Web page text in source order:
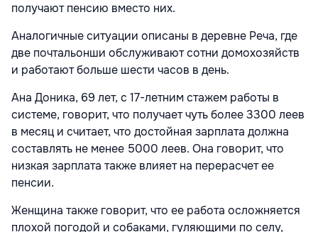
получают пенсию вместо них.
Аналогичные ситуации описаны в деревне Реча, где
две почтальонши обслуживают сотни домохозяйств
и работают больше шести часов в день.
Ана Доника, 69 лет, с 17-летним стажем работы в
системе, говорит, что получает чуть более 3300 леев
в месяц и считает, что достойная зарплата должна
составлять не менее 5000 леев. Она говорит, что
низкая зарплата также влияет на перерасчет ее
пенсии.
Женщина также говорит, что ее работа осложняется
плохой погодой и собаками, гуляющими по селу,